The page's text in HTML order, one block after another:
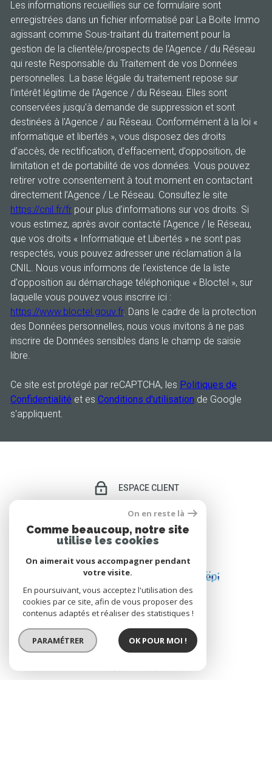
Les informations recueillies sur ce formulaire sont
enregistrées dans un fichier informatisé par La Boite Immo
agissant comme Sous-traitant du traitement pour la
gestion de la clientèle/prospects de l'Agence / du Réseau
qui reste Responsable du Traitement de vos Données
personnelles. La base légale du traitement repose sur
l'intérêt légitime de l'Agence / du Réseau. Elles sont
conservées jusqu'à demande de suppression et sont
destinées à l'Agence / au Réseau. Conformément à la loi «
informatique et libertés », vous disposez des droits
d’accès, de rectification, d’effacement, d’opposition, de
limitation et de portabilité de vos données. Vous pouvez
retirer votre consentement à tout moment en contactant
directement l’Agence / Le Réseau. Consultez le site
https://cnil.fr/fr pour plus d’informations sur vos droits. Si
vous estimez, après avoir contacté l'Agence / le Réseau,
que vos droits « Informatique et Libertés » ne sont pas
respectés, vous pouvez adresser une réclamation à la
CNIL. Nous vous informons de l’existence de la liste
d'opposition au démarchage téléphonique « Bloctel », sur
laquelle vous pouvez vous inscrire ici :
https://www.bloctel.gouv.fr. Dans le cadre de la protection
des Données personnelles, nous vous invitons à ne pas
inscrire de Données sensibles dans le champ de saisie
libre.
Ce site est protégé par reCAPTCHA, les Politiques de
Confidentialité et es Conditions d'utilisation de Google
s'appliquent.
ESPACE CLIENT
ADHÉRENTS
On en reste là
Comme beaucoup, notre site
utilise les cookies
On aimerait vous accompagner pendant
votre visite.
En poursuivant, vous acceptez l'utilisation des
cookies par ce site, afin de vous proposer des
contenus adaptés et réaliser des statistiques !
PARAMÉTRER OK POUR MOI !